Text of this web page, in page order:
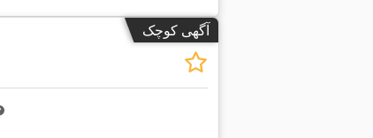
آگهی کوچک